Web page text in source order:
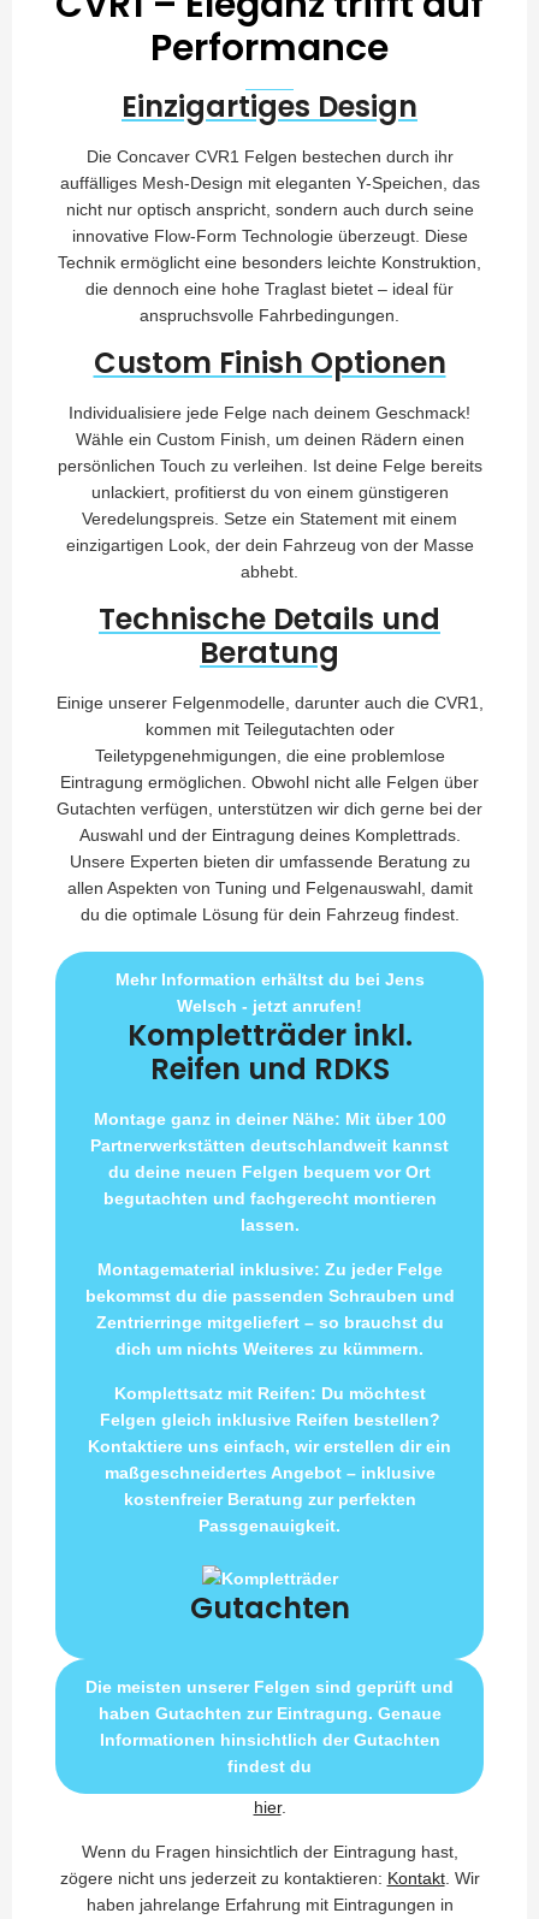
Performance
Einzigartiges Design
Die Concaver CVR1 Felgen bestechen durch ihr
auffälliges Mesh-Design mit eleganten Y-Speichen, das
nicht nur optisch anspricht, sondern auch durch seine
innovative Flow-Form Technologie überzeugt. Diese
Technik ermöglicht eine besonders leichte Konstruktion,
die dennoch eine hohe Traglast bietet – ideal für
anspruchsvolle Fahrbedingungen.
Custom Finish Optionen
Individualisiere jede Felge nach deinem Geschmack!
Wähle ein Custom Finish, um deinen Rädern einen
persönlichen Touch zu verleihen. Ist deine Felge bereits
unlackiert, profitierst du von einem günstigeren
Veredelungspreis. Setze ein Statement mit einem
einzigartigen Look, der dein Fahrzeug von der Masse
abhebt.
Technische Details und
Beratung
Einige unserer Felgenmodelle, darunter auch die CVR1,
kommen mit Teilegutachten oder
Teiletypgenehmigungen, die eine problemlose
Eintragung ermöglichen. Obwohl nicht alle Felgen über
Gutachten verfügen, unterstützen wir dich gerne bei der
Auswahl und der Eintragung deines Komplettrads.
Unsere Experten bieten dir umfassende Beratung zu
allen Aspekten von Tuning und Felgenauswahl, damit
du die optimale Lösung für dein Fahrzeug findest.
Mehr Information erhältst du bei Jens
Welsch - jetzt anrufen!
Kompletträder inkl.
Reifen und RDKS
Montage ganz in deiner Nähe: Mit über 100
Partnerwerkstätten deutschlandweit kannst
du deine neuen Felgen bequem vor Ort
begutachten und fachgerecht montieren
lassen.
Montagematerial inklusive: Zu jeder Felge
bekommst du die passenden Schrauben und
Zentrierringe mitgeliefert – so brauchst du
dich um nichts Weiteres zu kümmern.
Komplettsatz mit Reifen: Du möchtest
Felgen gleich inklusive Reifen bestellen?
Kontaktiere uns einfach, wir erstellen dir ein
maßgeschneidertes Angebot – inklusive
kostenfreier Beratung zur perfekten
Passgenauigkeit.
Gutachten
Die meisten unserer Felgen sind geprüft und
haben Gutachten zur Eintragung. Genaue
Informationen hinsichtlich der Gutachten
findest du
hier.
Wenn du Fragen hinsichtlich der Eintragung hast,
zögere nicht uns jederzeit zu kontaktieren: Kontakt. Wir
haben jahrelange Erfahrung mit Eintragungen in